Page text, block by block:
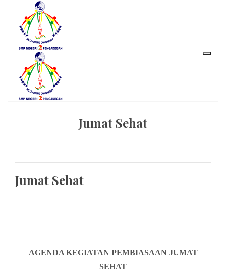
Jumat Sehat
Jumat Sehat
AGENDA KEGIATAN PEMBIASAAN JUMAT
SEHAT